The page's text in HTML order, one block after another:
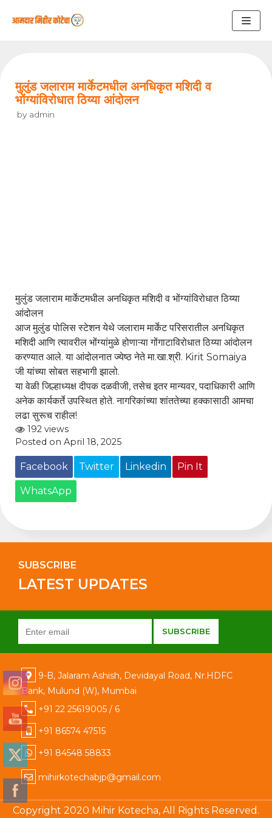
मुलुंड जलाराम मार्केटमधील अनधिकृत मशिदी व
भोंग्यांविरोधात ठिय्या आंदोलन
by admin
मुलुंड जलाराम मार्केटमधील अनधिकृत मशिदी व भोंग्यांविरोधात ठिय्या
आंदोलन
आज मुलुंड पोलिस स्टेशन येथे जलाराम मार्केट परिसरातील अनधिकृत
मशिदी आणि त्यावरील भोंग्यांमुळे होणाऱ्या गोंगाटाविरोधात ठिय्या आंदोलन
करण्यात आले. या आंदोलनात ज्येष्ठ नेते मा.खा.श्री. Kirit Somaiya
जी यांच्या सोबत सहभागी झालो.
या वेळी जिल्हाध्यक्ष दीपक दळवीजी, तसेच इतर मान्यवर, पदाधिकारी आणि
अनेक कार्यकर्ते उपस्थित होते. नागरिकांच्या शांततेच्या हक्कासाठी आमचा
लढा सुरूच राहील!
192 views
Posted on April 18, 2025
Facebook Twitter Linkedin Pin It
WhatsApp
SUBSCRIBE
LATEST UPDATES
9-B, Jalaram Ashish, Devidayal Road, Nr.HDFC
Bank, Mulund (W), Mumbai
+91 22 25619005 / 6
+91 86574 47515
+91 84548 58833
mihirkotechabjp@gmail.com
Copyright 2020 Mihir Kotecha, All Rights Reserved.